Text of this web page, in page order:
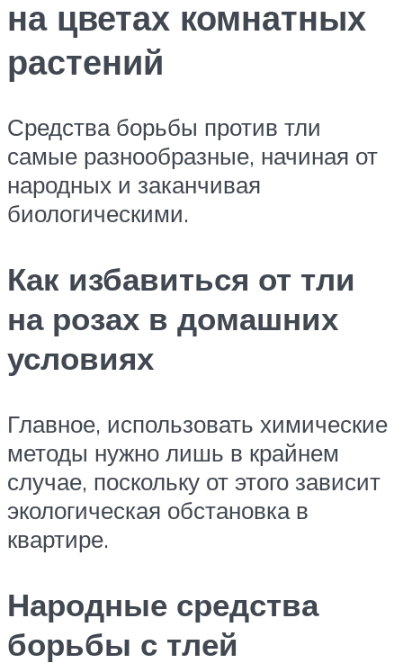
на цветах комнатных
растений
Средства борьбы против тли
самые разнообразные, начиная от
народных и заканчивая
биологическими.
Как избавиться от тли
на розах в домашних
условиях
Главное, использовать химические
методы нужно лишь в крайнем
случае, поскольку от этого зависит
экологическая обстановка в
квартире.
Народные средства
борьбы с тлей